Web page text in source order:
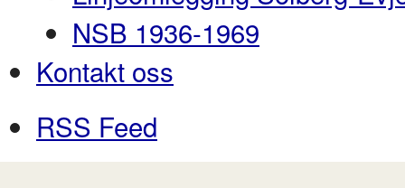
NSB 1936-1969
Kontakt oss
RSS Feed